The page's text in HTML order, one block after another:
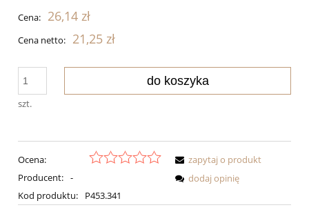
Cena: 26,14 zł
Cena netto: 21,25 zł
szt.
do koszyka
Ocena:
Producent: -
Kod produktu:
P453.341
zapytaj o produkt
dodaj opinię